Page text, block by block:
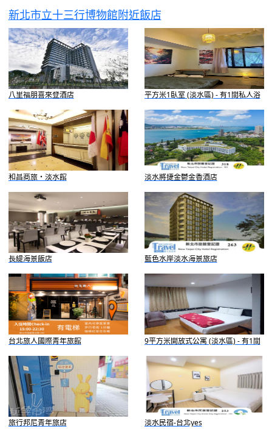
新北市立十三行博物館附近飯店
八里福朋喜來登酒店 平方米1臥室 (淡水區) - 有1間私人浴
室
和昌商旅・淡水館 淡水將捷金鬱金香酒店
長緹海景飯店 藍色水岸淡水海景旅店
台北旅人國際青年旅館 9平方米開放式公寓 (淡水區) - 有1間
私人浴室
旅行邦尼青年旅店 淡水民宿-台北yes